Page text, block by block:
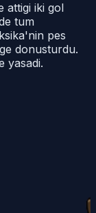
attigi iki gol
tum
pes
donusturdu.
yasadi.